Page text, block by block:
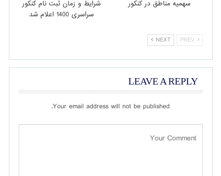
سهمیه مناطق در کنکور
شرایط و زمان ثبت نام کنکور
سراسری 1400 اعلام شد
PREV
NEXT
LEAVE A REPLY
Your email address will not be published.